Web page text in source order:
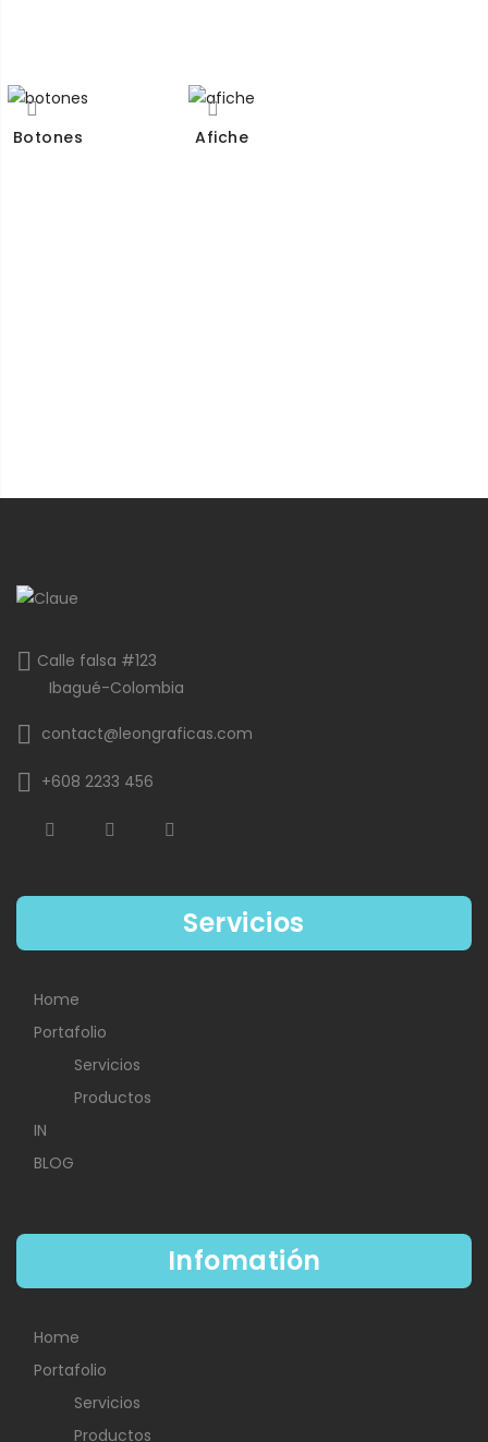
Botones Afiche
Calle falsa #123
Ibagué-Colombia
contact@leongraficas.com
+608 2233 456
Servicios
Home
Portafolio
Servicios
Productos
IN
BLOG
Infomatión
Home
Portafolio
Servicios
Productos